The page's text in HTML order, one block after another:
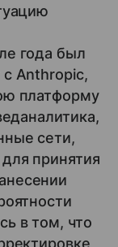
года был
Anthropic,
платформу
сети,
принятия
в том, что